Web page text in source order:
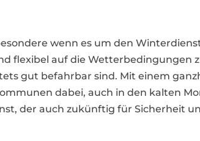
wenn es um den
flexibel auf die Wetterbedingungen
gut befahrbar sind. Mit einem
dabei, auch in den kalten
der auch zukünftig für Sicherheit